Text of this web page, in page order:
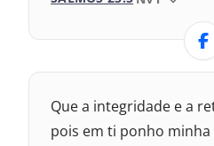
1969 – Almeida Revisada e
1993 – Almeida Revisada e
VERSÃO
2017 – Nova Almeida
Que a integridade e a
pois em ti ponho minha